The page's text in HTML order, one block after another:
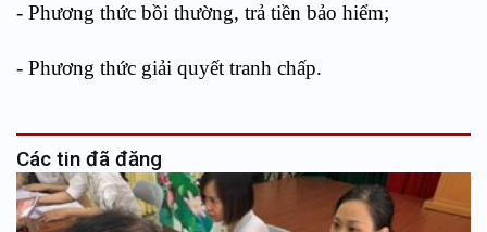
- Phương thức bồi thường, trả tiền bảo hiểm;
- Phương thức giải quyết tranh chấp.
Các tin đã đăng